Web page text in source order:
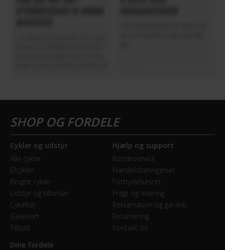
Cykler og udstyr
Alle cykler
Elcykler
Brugte cykler
Udstyr og tilbehør
Cykeltøj
Gavekort
Tilbud
Hjælp og support
Kundeservice
Handelsbetingelser
Fortrydelsesret
Fragt og levering
Reklamation og garanti
Returnering
Kontakt os
Dine fordele